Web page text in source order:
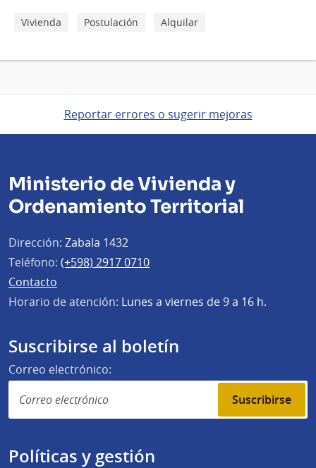
Vivienda Postulación Alquilar
Reportar errores o sugerir mejoras
Ministerio de Vivienda y
Ordenamiento Territorial
Dirección: Zabala 1432
Teléfono: (+598) 2917 0710
Contacto
Horario de atención: Lunes a viernes de 9 a 16 h.
Suscribirse al boletín
Correo electrónico:
Suscribirse
Políticas y gestión